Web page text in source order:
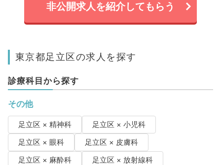
非公開求人を紹介してもらう
東京都足立区の求人を探す
診療科目から探す
その他
足立区 × 精神科
足立区 × 小児科
足立区 × 眼科
足立区 × 皮膚科
足立区 × 麻酔科
足立区 × 放射線科